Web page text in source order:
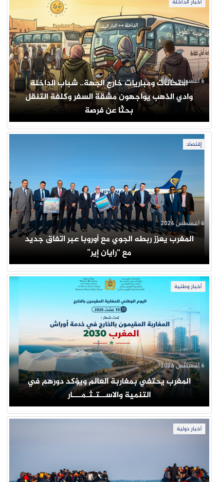
أخبار الداخلة
امتحانات ومباريات خارج الجهة.. شباب الداخلة
وادي الذهب يواجهون مشقة السفر وكلفة التنقل
بحثًا عن فرصة
6 أغسطس 2026
إقتصاد
المغرب يعزز ربطه الجوي مع أوروبا عبر اتفاق جديد
مع “رايان إير”
6 أغسطس 2026
أخبار وطنية
المغرب يحتفي بمغاربة العالم ويؤكد دورهم في
التنمية والاســتـثـمـــار
6 أغسطس 2026
أخبار دولية